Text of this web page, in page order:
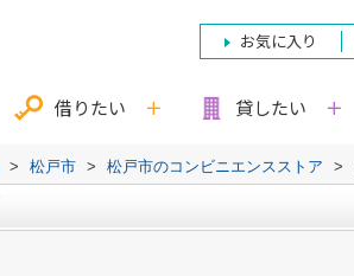
お気に入り
借りたい 貸したい
> 松戸市 > 松戸市のコンビニエンスストア >